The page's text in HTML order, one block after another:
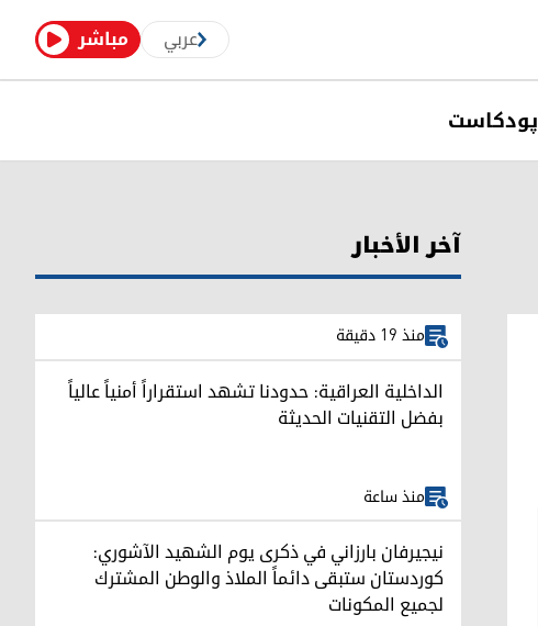
مباشر عربي
پودکاست
آخر الأخبار
منذ 19 دقيقة
الداخلية العراقية: حدودنا تشهد استقراراً أمنياً عالياً
بفضل التقنيات الحديثة
منذ ساعة
نيجيرفان بارزاني في ذكرى يوم الشهيد الآشوري:
كوردستان ستبقى دائماً الملاذ والوطن المشترك
لجميع المكونات